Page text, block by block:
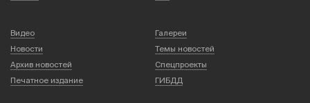
Видео
Галереи
Новости
Темы новостей
Архив новостей
Спецпроекты
Печатное издание
ГИБДД